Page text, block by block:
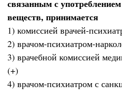
связанным с
веществ, принимается
1) комиссией врачей-
2) врачом-психиатром-
3) врачебной комиссией
(+)
4) врачом-психиатром с